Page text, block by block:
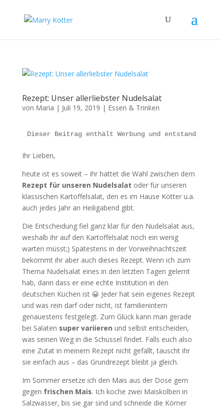
Rezept: Unser allerliebster Nudelsalat
von Maria | Juli 19, 2019 | Essen & Trinken
Dieser Beitrag enthält Werbung und entstand in
Ihr Lieben,
heute ist es soweit – ihr hattet die Wahl zwischen dem
Rezept für unseren Nudelsalat oder für unseren
klassischen Kartoffelsalat, den es im Hause Kotter u.a.
auch jedes Jahr an Heiligabend gibt.
Die Entscheidung fiel ganz klar für den Nudelsalat aus,
weshalb ihr auf den Kartoffelsalat noch ein wenig
warten müsst;) Spätestens in der Vorweihnachtszeit
bekommt ihr aber auch dieses Rezept. Wenn ich zum
Thema Nudelsalat eines in den letzten Tagen gelernt
hab, dann dass er eine echte Institution in den
deutschen Küchen ist 😀 Jeder hat sein eigenes Rezept
und was rein darf oder nicht, ist familienintern
genauestens festgelegt. Zum Glück kann man gerade
bei Salaten super variieren und selbst entscheiden,
was seinen Weg in die Schüssel findet. Falls euch also
eine Zutat in meinem Rezept nicht gefällt, tauscht ihr
sie einfach aus – das Grundrezept bleibt ja gleich.
Im Sommer ersetze ich den Mais aus der Dose gern
gegen frischen Mais. Ich koche zwei Maiskolben in
Salzwasser, bis sie gar sind und schneide die Körner